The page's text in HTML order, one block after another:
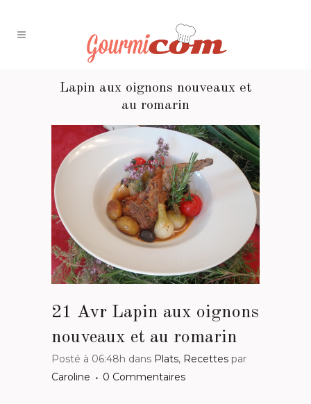
Lapin aux oignons nouveaux et
au romarin
21 Avr Lapin aux oignons
nouveaux et au romarin
Posté à 06:48h dans Plats, Recettes par
Caroline
0 Commentaires